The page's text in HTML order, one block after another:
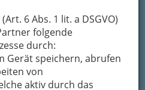
6 Abs. 1 lit. a DSGVO)
folgende
durch:
Gerät speichern, abrufen
von
aktiv durch das
GmbH
8020 Graz
Eintrag ändern